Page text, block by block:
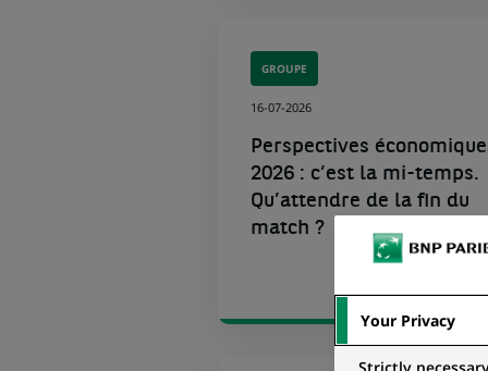
GROUPE
16-07-2026
Perspectives
2026 : c’est la mi-temps.
Qu’attendre de la fin du
match ?
Your Privacy
Strictly